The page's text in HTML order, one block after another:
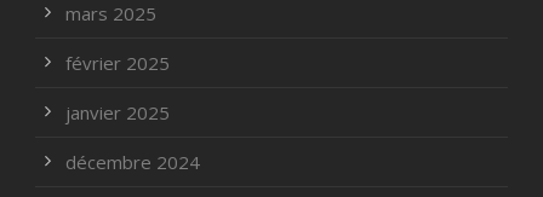
mars 2025
février 2025
janvier 2025
décembre 2024